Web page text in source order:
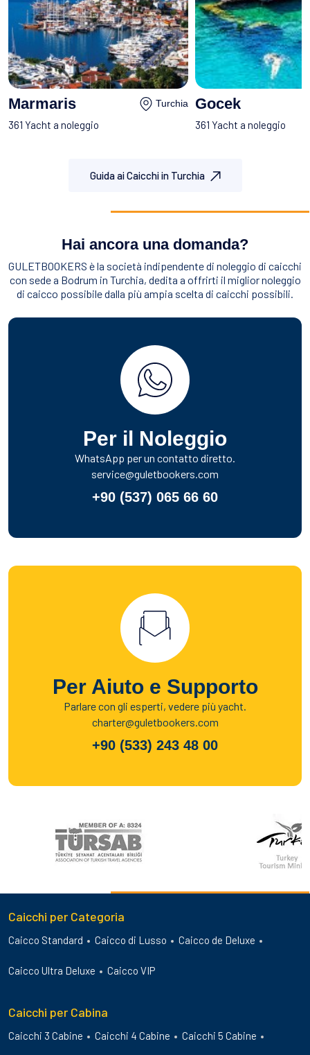
Marmaris Turchia
361 Yacht a noleggio
Gocek
361 Yacht a noleggio
Guida ai Caicchi in Turchia
Hai ancora una domanda?
GULETBOOKERS è la società indipendente di noleggio di caicchi
con sede a Bodrum in Turchia, dedita a offrirti il miglior noleggio
di caicco possibile dalla più ampia scelta di caicchi possibili.
Per il Noleggio
WhatsApp per un contatto diretto.
service@guletbookers.com
+90 (537) 065 66 60
Per Aiuto e Supporto
Parlare con gli esperti, vedere più yacht.
charter@guletbookers.com
+90 (533) 243 48 00
Caicchi per Categoria
Caicco Standard Caicco di Lusso Caicco de Deluxe
Caicco Ultra Deluxe Caicco VIP
Caicchi per Cabina
Caicchi 3 Cabine Caicchi 4 Cabine Caicchi 5 Cabine